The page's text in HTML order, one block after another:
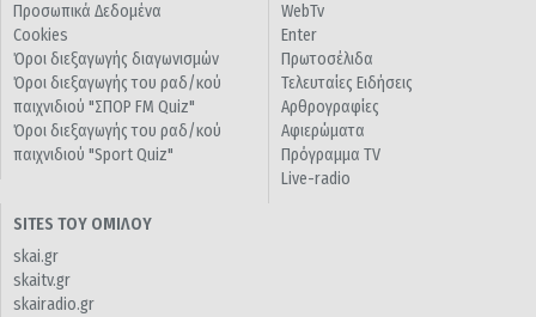
Προσωπικά Δεδομένα
Cookies
Όροι διεξαγωγής διαγωνισμών
Όροι διεξαγωγής του ραδ/κού
παιχνιδιού "ΣΠΟΡ FM Quiz"
Όροι διεξαγωγής του ραδ/κού
παιχνιδιού "Sport Quiz"
WebTv
Enter
Πρωτοσέλιδα
Τελευταίες Ειδήσεις
Αρθρογραφίες
Αφιερώματα
Πρόγραμμα TV
Live-radio
SITES ΤΟΥ ΟΜΙΛΟΥ
skai.gr
skaitv.gr
skairadio.gr